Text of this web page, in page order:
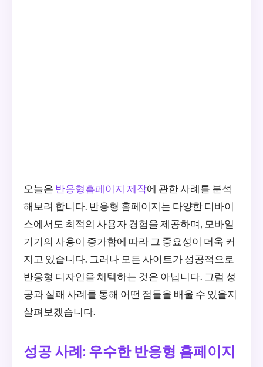
오늘은 반응형홈페이지 제작에 관한 사례를 분석
해보려 합니다. 반응형 홈페이지는 다양한 디바이
스에서도 최적의 사용자 경험을 제공하며, 모바일
기기의 사용이 증가함에 따라 그 중요성이 더욱 커
지고 있습니다. 그러나 모든 사이트가 성공적으로
반응형 디자인을 채택하는 것은 아닙니다. 그럼 성
공과 실패 사례를 통해 어떤 점들을 배울 수 있을지
살펴보겠습니다.
성공 사례: 우수한 반응형 홈페이지